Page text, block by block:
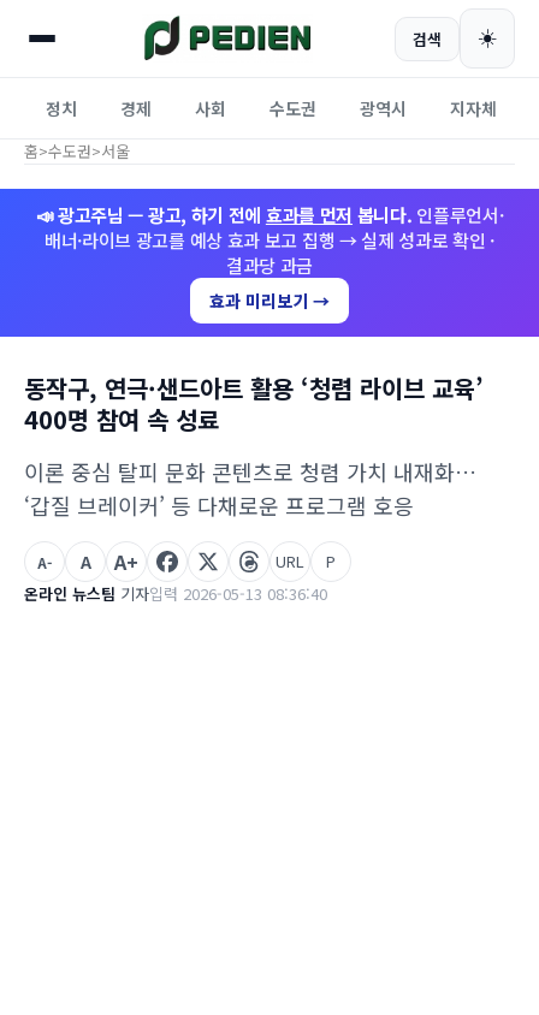
검색 ☀️
정치 경제 사회 수도권 광역시 지자체
홈>수도권>서울
📣 광고주님 — 광고, 하기 전에 효과를 먼저 봅니다. 인플루언서·
배너·라이브 광고를 예상 효과 보고 집행 → 실제 성과로 확인 ·
결과당 과금
효과 미리보기 →
동작구, 연극·샌드아트 활용 ‘청렴 라이브 교육’
400명 참여 속 성료
이론 중심 탈피 문화 콘텐츠로 청렴 가치 내재화…
‘갑질 브레이커’ 등 다채로운 프로그램 호응
온라인 뉴스팀 기자입력 2026-05-13 08:36:40
A- A A+ URL P